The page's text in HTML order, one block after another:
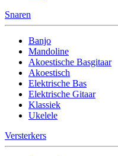
Snaren
Banjo
Mandoline
Akoestische Basgitaar
Akoestisch
Elektrische Bas
Elektrische Gitaar
Klassiek
Ukelele
Versterkers